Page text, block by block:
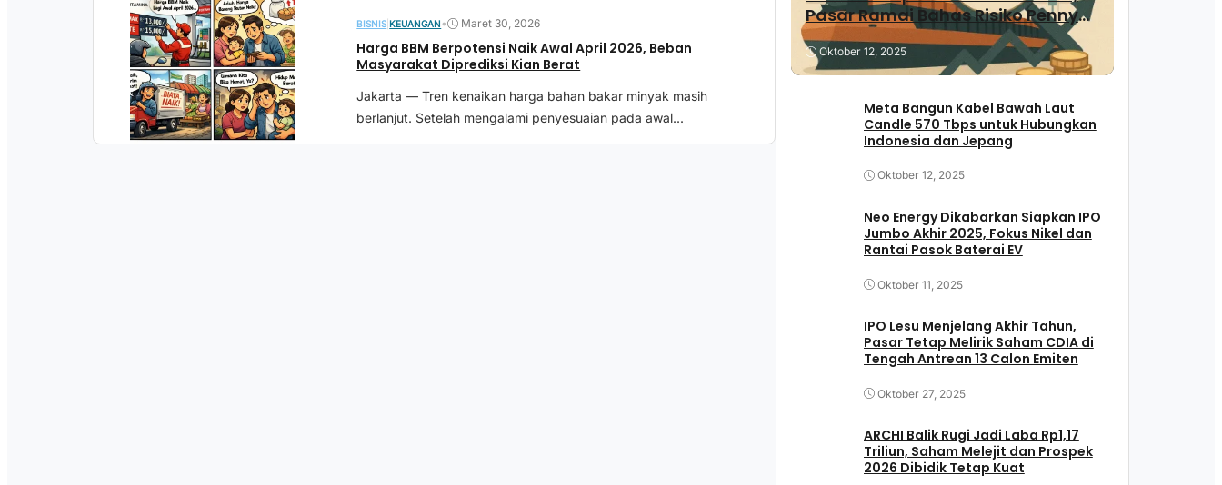
BISNIS |KEUANGAN• Maret 30, 2026
Harga BBM Berpotensi Naik Awal April 2026, Beban
Masyarakat Diprediksi Kian Berat
Jakarta — Tren kenaikan harga bahan bakar minyak masih
berlanjut. Setelah mengalami penyesuaian pada awal...
Pasar Ramai Bahas Risiko Penny
Stock
Oktober 12, 2025
Meta Bangun Kabel Bawah Laut
Candle 570 Tbps untuk Hubungkan
Indonesia dan Jepang
Oktober 12, 2025
Neo Energy Dikabarkan Siapkan IPO
Jumbo Akhir 2025, Fokus Nikel dan
Rantai Pasok Baterai EV
Oktober 11, 2025
IPO Lesu Menjelang Akhir Tahun,
Pasar Tetap Melirik Saham CDIA di
Tengah Antrean 13 Calon Emiten
Oktober 27, 2025
ARCHI Balik Rugi Jadi Laba Rp1,17
Triliun, Saham Melejit dan Prospek
2026 Dibidik Tetap Kuat